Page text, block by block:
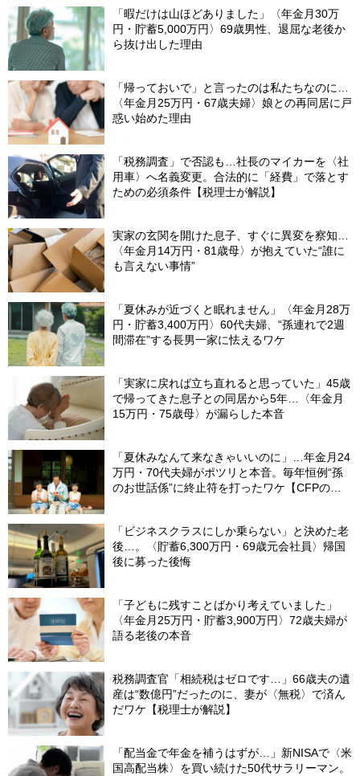
「暇だけは山ほどありました」〈年金月30万
円・貯蓄5,000万円〉69歳男性、退屈な老後か
ら抜け出した理由
「帰っておいで」と言ったのは私たちなのに…
〈年金月25万円・67歳夫婦〉娘との再同居に戸
惑い始めた理由
「税務調査」で否認も…社長のマイカーを〈社
用車〉へ名義変更。合法的に「経費」で落とす
ための必須条件【税理士が解説】
実家の玄関を開けた息子、すぐに異変を察知…
〈年金月14万円・81歳母〉が抱えていた“誰に
も言えない事情”
「夏休みが近づくと眠れません」〈年金月28万
円・貯蓄3,400万円〉60代夫婦、“孫連れで2週
間滞在”する長男一家に怯えるワケ
「実家に戻れば立ち直れると思っていた」45歳
で帰ってきた息子との同居から5年…〈年金月
15万円・75歳母〉が漏らした本音
「夏休みなんて来なきゃいいのに」…年金月24
万円・70代夫婦がポツリと本音。毎年恒例“孫
のお世話係”に終止符を打ったワケ【CFPの助
「ビジネスクラスにしか乗らない」と決めた老
後…。〈貯蓄6,300万円・69歳元会社員〉帰国
後に募った後悔
「子どもに残すことばかり考えていました」
〈年金月25万円・貯蓄3,900万円〉72歳夫婦が
語る老後の本音
税務調査官「相続税はゼロです…」66歳夫の遺
産は“数億円”だったのに、妻が〈無税〉で済ん
だワケ【税理士が解説】
「配当金で年金を補うはずが…」新NISAで〈米
国高配当株〉を買い続けた50代サラリーマン。